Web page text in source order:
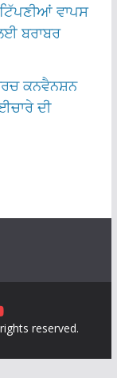
ਵਾਪਸ
ਬਰਾਬਰ
ਕਨਵੈਨਸ਼ਨ
ਦੀ
reserved.